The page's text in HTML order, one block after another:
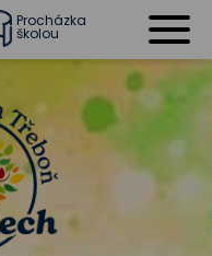
Procházka
školou